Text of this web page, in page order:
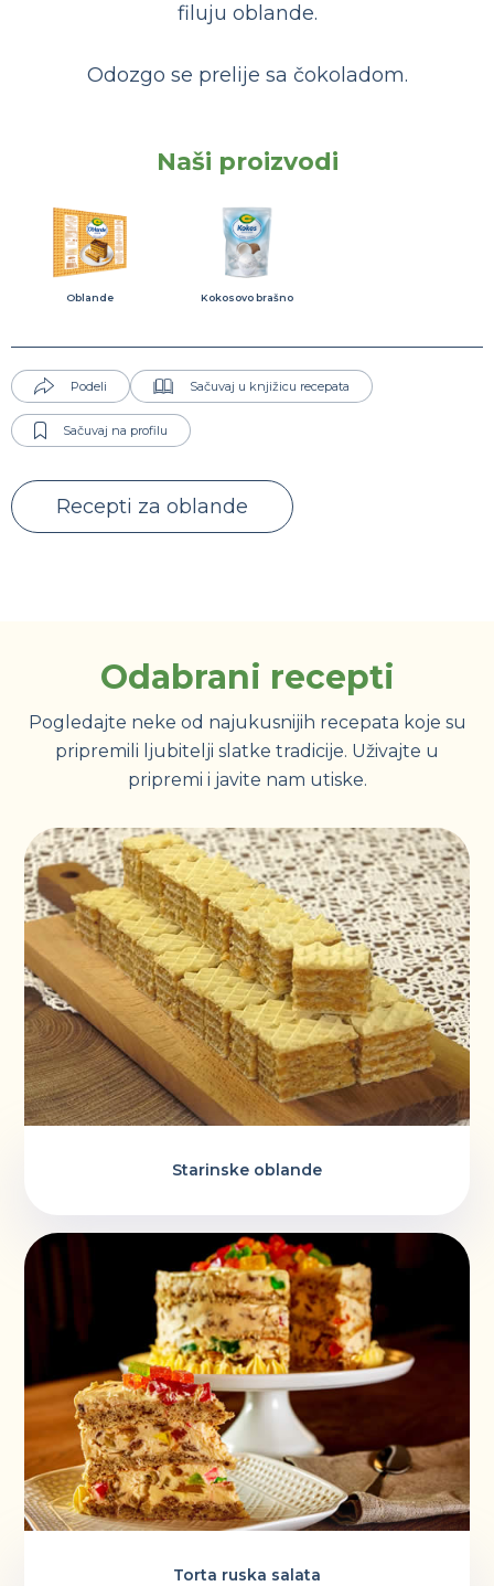
filuju oblande.
Odozgo se prelije sa čokoladom.
Naši proizvodi
Oblande Kokosovo brašno
Podeli Sačuvaj u knjižicu recepata
Sačuvaj na profilu
Recepti za oblande
Odabrani recepti
Pogledajte neke od najukusnijih recepata koje su
pripremili ljubitelji slatke tradicije. Uživajte u
pripremi i javite nam utiske.
Starinske oblande
Torta ruska salata